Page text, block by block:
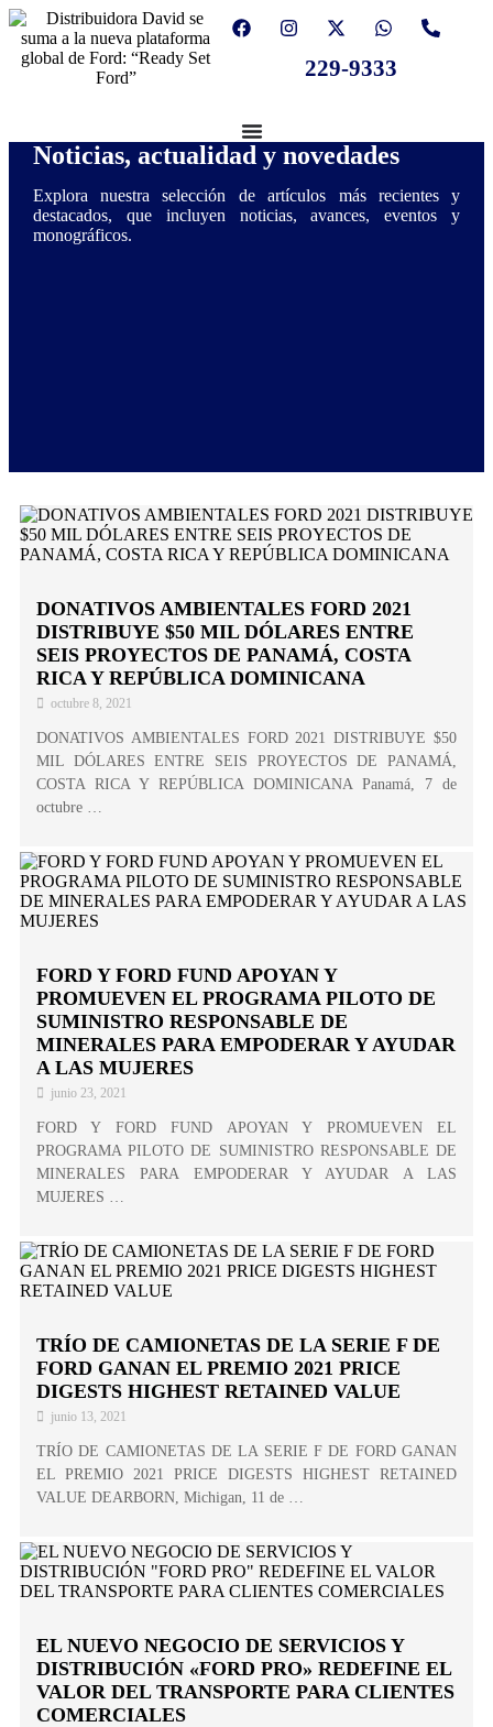
229-9333
Noticias, actualidad y novedades
Explora nuestra selección de artículos más recientes y
destacados, que incluyen noticias, avances, eventos y
monográficos.
DONATIVOS AMBIENTALES FORD 2021
DISTRIBUYE $50 MIL DÓLARES ENTRE
SEIS PROYECTOS DE PANAMÁ, COSTA
RICA Y REPÚBLICA DOMINICANA
octubre 8, 2021
DONATIVOS AMBIENTALES FORD 2021 DISTRIBUYE $50
MIL DÓLARES ENTRE SEIS PROYECTOS DE PANAMÁ,
COSTA RICA Y REPÚBLICA DOMINICANA Panamá, 7 de
octubre …
FORD Y FORD FUND APOYAN Y
PROMUEVEN EL PROGRAMA PILOTO DE
SUMINISTRO RESPONSABLE DE
MINERALES PARA EMPODERAR Y AYUDAR
A LAS MUJERES
junio 23, 2021
FORD Y FORD FUND APOYAN Y PROMUEVEN EL
PROGRAMA PILOTO DE SUMINISTRO RESPONSABLE DE
MINERALES PARA EMPODERAR Y AYUDAR A LAS
MUJERES …
TRÍO DE CAMIONETAS DE LA SERIE F DE
FORD GANAN EL PREMIO 2021 PRICE
DIGESTS HIGHEST RETAINED VALUE
junio 13, 2021
TRÍO DE CAMIONETAS DE LA SERIE F DE FORD GANAN
EL PREMIO 2021 PRICE DIGESTS HIGHEST RETAINED
VALUE DEARBORN, Michigan, 11 de …
EL NUEVO NEGOCIO DE SERVICIOS Y
DISTRIBUCIÓN «FORD PRO» REDEFINE EL
VALOR DEL TRANSPORTE PARA CLIENTES
COMERCIALES